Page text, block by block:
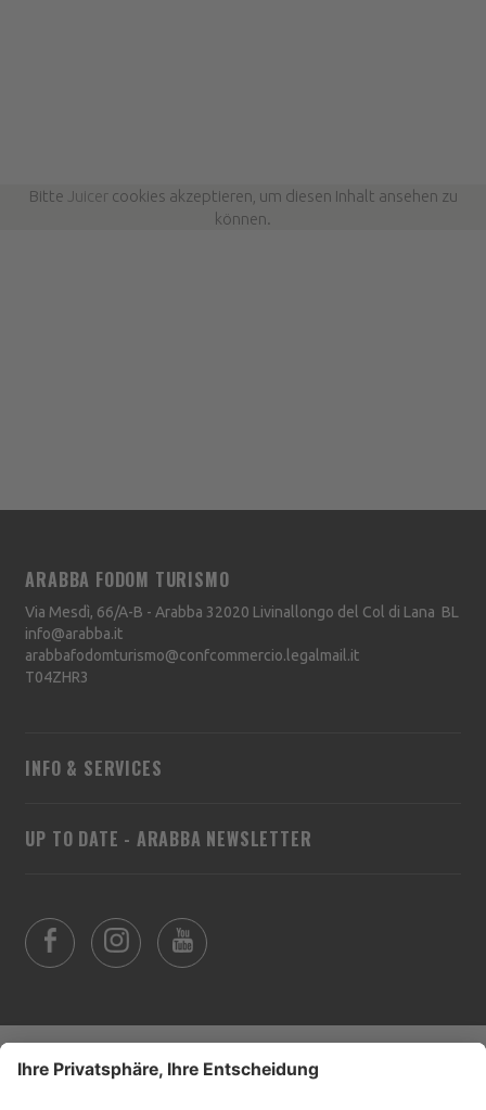
Bitte Juicercookies akzeptieren, um diesen Inhalt ansehen zu
können.
UP TO DATE - ARABBA NEWSLETTER
ARABBA FODOM TURISMO
Via Mesdì, 66/A-B - Arabba 32020 Livinallongo del Col di Lana BL
info@arabba.it
arabbafodomturismo@confcommercio.legalmail.it
T04ZHR3
INFO & SERVICES